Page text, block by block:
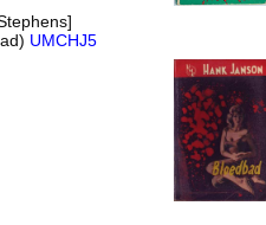
UMCHJ5